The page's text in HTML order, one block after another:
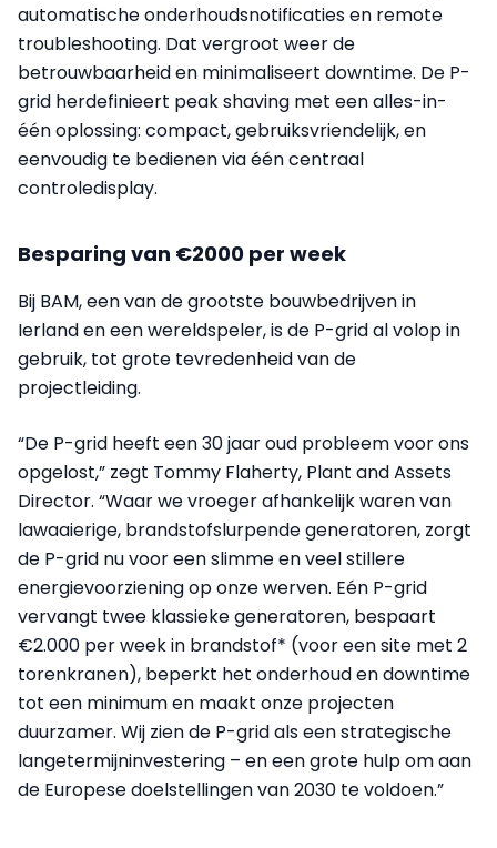
automatische onderhoudsnotificaties en remote
troubleshooting. Dat vergroot weer de
betrouwbaarheid en minimaliseert downtime. De P-
grid herdefinieert peak shaving met een alles-in-
één oplossing: compact, gebruiksvriendelijk, en
eenvoudig te bedienen via één centraal
controledisplay.
Besparing van €2000 per week
Bij BAM, een van de grootste bouwbedrijven in
Ierland en een wereldspeler, is de P-grid al volop in
gebruik, tot grote tevredenheid van de
projectleiding.
“De P-grid heeft een 30 jaar oud probleem voor ons
opgelost,” zegt Tommy Flaherty, Plant and Assets
Director. “Waar we vroeger afhankelijk waren van
lawaaierige, brandstofslurpende generatoren, zorgt
de P-grid nu voor een slimme en veel stillere
energievoorziening op onze werven. Eén P-grid
vervangt twee klassieke generatoren, bespaart
€2.000 per week in brandstof* (voor een site met 2
torenkranen), beperkt het onderhoud en downtime
tot een minimum en maakt onze projecten
duurzamer. Wij zien de P-grid als een strategische
langetermijninvestering – en een grote hulp om aan
de Europese doelstellingen van 2030 te voldoen.”